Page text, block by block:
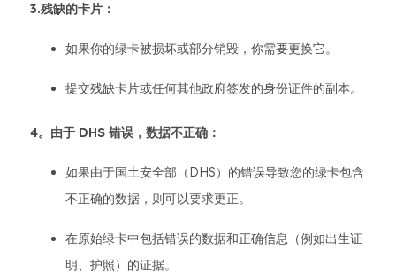
3.残缺的卡片：
如果你的绿卡被损坏或部分销毁，你需要更换它。
提交残缺卡片或任何其他政府签发的身份证件的副本。
4。由于 DHS 错误，数据不正确：
如果由于国土安全部（DHS）的错误导致您的绿卡包含
不正确的数据，则可以要求更正。
在原始绿卡中包括错误的数据和正确信息（例如出生证
明、护照）的证据。